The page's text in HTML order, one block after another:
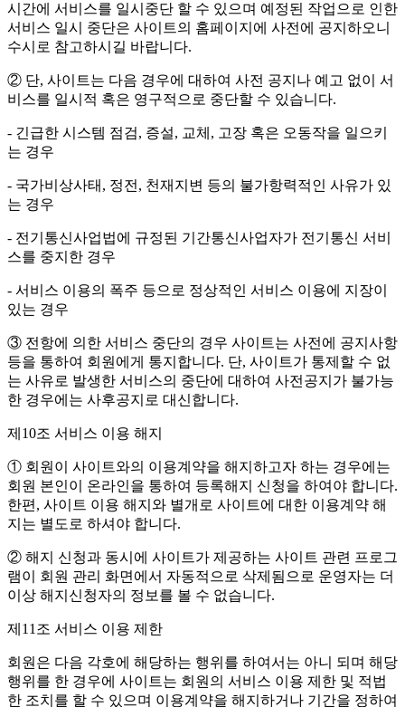
시간에 서비스를 일시중단 할 수 있으며 예정된 작업으로 인한
서비스 일시 중단은 사이트의 홈페이지에 사전에 공지하오니
수시로 참고하시길 바랍니다.
② 단, 사이트는 다음 경우에 대하여 사전 공지나 예고 없이 서
비스를 일시적 혹은 영구적으로 중단할 수 있습니다.
- 긴급한 시스템 점검, 증설, 교체, 고장 혹은 오동작을 일으키
는 경우
- 국가비상사태, 정전, 천재지변 등의 불가항력적인 사유가 있
는 경우
- 전기통신사업법에 규정된 기간통신사업자가 전기통신 서비
스를 중지한 경우
- 서비스 이용의 폭주 등으로 정상적인 서비스 이용에 지장이
있는 경우
③ 전항에 의한 서비스 중단의 경우 사이트는 사전에 공지사항
등을 통하여 회원에게 통지합니다. 단, 사이트가 통제할 수 없
는 사유로 발생한 서비스의 중단에 대하여 사전공지가 불가능
한 경우에는 사후공지로 대신합니다.
제10조 서비스 이용 해지
① 회원이 사이트와의 이용계약을 해지하고자 하는 경우에는
회원 본인이 온라인을 통하여 등록해지 신청을 하여야 합니다.
한편, 사이트 이용 해지와 별개로 사이트에 대한 이용계약 해
지는 별도로 하셔야 합니다.
② 해지 신청과 동시에 사이트가 제공하는 사이트 관련 프로그
램이 회원 관리 화면에서 자동적으로 삭제됨으로 운영자는 더
이상 해지신청자의 정보를 볼 수 없습니다.
제11조 서비스 이용 제한
회원은 다음 각호에 해당하는 행위를 하여서는 아니 되며 해당
행위를 한 경우에 사이트는 회원의 서비스 이용 제한 및 적법
한 조치를 할 수 있으며 이용계약을 해지하거나 기간을 정하여